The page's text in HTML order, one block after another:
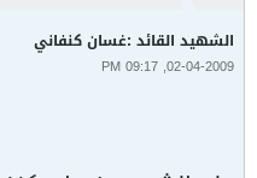
الشهيد القائد :غسان كنفاني
02-04-2009, 09:17 PM